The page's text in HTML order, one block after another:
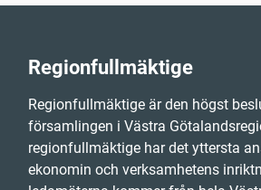
Regionfullmäktige
Regionfullmäktige är den högst
församlingen i Västra
regionfullmäktige har det yttersta
ekonomin och verksamhetens